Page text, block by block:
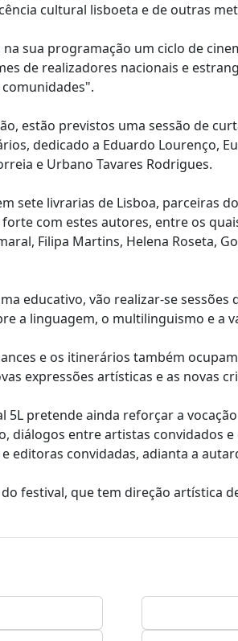
cultural lisboeta e de outras
sua programação um ciclo de
de realizadores nacionais e
estão previstos uma sessão de
dedicado a Eduardo Lourenço,
e Urbano Tavares Rodrigues.
sete livrarias de Lisboa, parceiras
com estes autores, entre os
Filipa Martins, Helena Roseta,
educativo, vão realizar-se
a linguagem, o multilinguismo e a
e os itinerários também
expressões artísticas e as novas
5L pretende ainda reforçar a
diálogos entre artistas convidados
editoras convidadas, adianta a
festival, que tem direção artística